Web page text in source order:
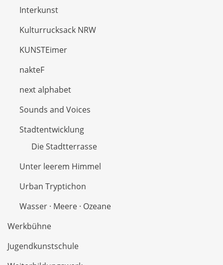
Interkunst
Kulturrucksack NRW
KUNSTEimer
nakteF
next alphabet
Sounds and Voices
Stadtentwicklung
Die Stadtterrasse
Unter leerem Himmel
Urban Tryptichon
Wasser · Meere · Ozeane
Werkbühne
Jugendkunstschule